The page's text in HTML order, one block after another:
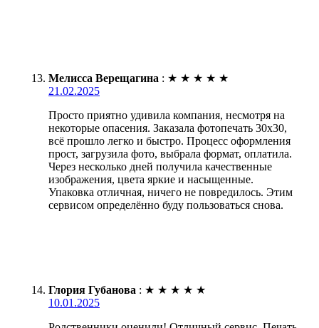
Мелисса Верещагина : ★ ★ ★ ★ ★
21.02.2025
Просто приятно удивила компания, несмотря на
некоторые опасения. Заказала фотопечать 30х30,
всё прошло легко и быстро. Процесс оформления
прост, загрузила фото, выбрала формат, оплатила.
Через несколько дней получила качественные
изображения, цвета яркие и насыщенные.
Упаковка отличная, ничего не повредилось. Этим
сервисом определённо буду пользоваться снова.
Глория Губанова : ★ ★ ★ ★ ★
10.01.2025